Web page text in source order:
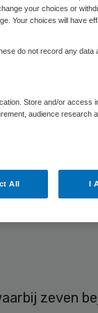
Omtrent
feit
zeven
your choices or
Your choices will have
do not record any data
Store and/or access
audience research
All I